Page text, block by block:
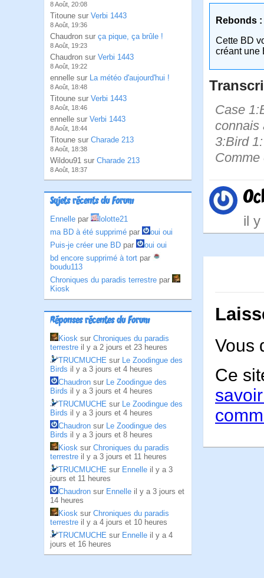
8 Août, 20:08
Titoune sur Verbi 1443
8 Août, 19:36
Chaudron sur ça pique, ça brûle !
8 Août, 19:23
Chaudron sur Verbi 1443
8 Août, 19:22
ennelle sur La météo d'aujourd'hui !
8 Août, 18:48
Titoune sur Verbi 1443
8 Août, 18:46
ennelle sur Verbi 1443
8 Août, 18:44
Titoune sur Charade 213
8 Août, 18:38
Wildou91 sur Charade 213
8 Août, 18:37
Sujets récents du Forum
Ennelle par
lolotte21
ma BD à été supprimé par
oui oui
Puis-je créer une BD par
oui oui
bd encore supprimé à tort par
boudu113
Chroniques du paradis terrestre par
Kiosk
Réponses récentes du Forum
Kiosk sur Chroniques du paradis
terrestre il y a 2 jours et 23 heures
TRUCMUCHE sur Le Zoodingue des
Birds il y a 3 jours et 4 heures
Chaudron sur Le Zoodingue des
Birds il y a 3 jours et 4 heures
TRUCMUCHE sur Le Zoodingue des
Birds il y a 3 jours et 4 heures
Chaudron sur Le Zoodingue des
Birds il y a 3 jours et 8 heures
Kiosk sur Chroniques du paradis
terrestre il y a 3 jours et 11 heures
TRUCMUCHE sur Ennelle il y a 3
jours et 11 heures
Chaudron sur Ennelle il y a 3 jours et
14 heures
Kiosk sur Chroniques du paradis
terrestre il y a 4 jours et 10 heures
TRUCMUCHE sur Ennelle il y a 4
jours et 16 heures
Rebonds :
Cette BD
créant une
Case
connais
3:Bird
Comme
il y
Vous
Ce